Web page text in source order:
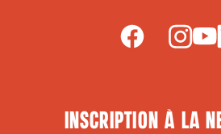
inscription à la